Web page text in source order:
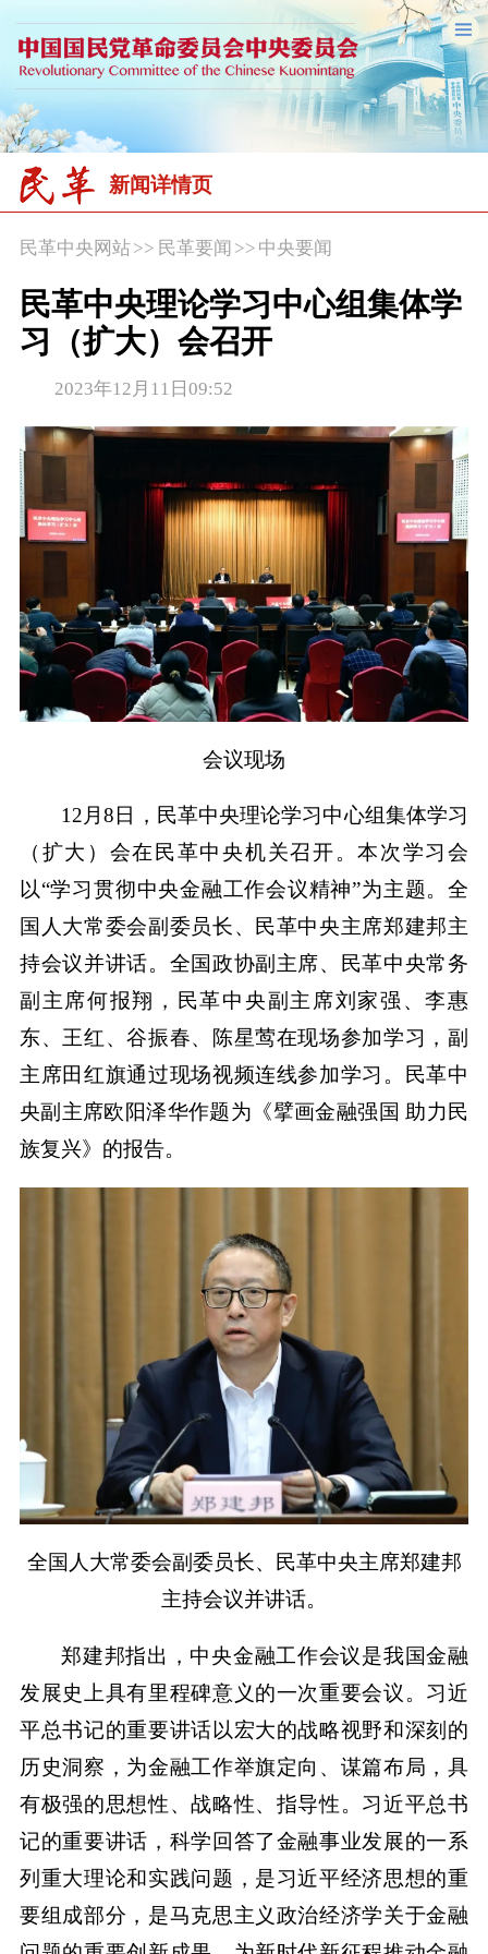
新闻详情页
民革中央网站>> 民革要闻 >> 中央要闻
民革中央理论学习中心组集体学
习（扩大）会召开
2023年12月11日09:52
会议现场
12月8日，民革中央理论学习中心组集体学习
（扩大）会在民革中央机关召开。本次学习会
以“学习贯彻中央金融工作会议精神”为主题。全
国人大常委会副委员长、民革中央主席郑建邦主
持会议并讲话。全国政协副主席、民革中央常务
副主席何报翔，民革中央副主席刘家强、李惠
东、王红、谷振春、陈星莺在现场参加学习，副
主席田红旗通过现场视频连线参加学习。民革中
央副主席欧阳泽华作题为《擘画金融强国 助力民
族复兴》的报告。
全国人大常委会副委员长、民革中央主席郑建邦
主持会议并讲话。
郑建邦指出，中央金融工作会议是我国金融
发展史上具有里程碑意义的一次重要会议。习近
平总书记的重要讲话以宏大的战略视野和深刻的
历史洞察，为金融工作举旗定向、谋篇布局，具
有极强的思想性、战略性、指导性。习近平总书
记的重要讲话，科学回答了金融事业发展的一系
列重大理论和实践问题，是习近平经济思想的重
要组成部分，是马克思主义政治经济学关于金融